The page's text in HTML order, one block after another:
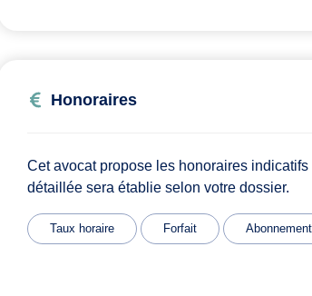
Honoraires
Cet avocat propose les honoraires
détaillée sera établie selon votre dossier.
Taux horaire Forfait Abonnement